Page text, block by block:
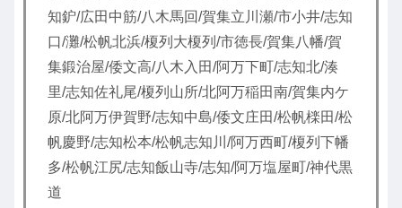
知鈩/広田中筋/八木馬回/賀集立川瀬/市小井/志知
口/灘/松帆北浜/榎列大榎列/市徳長/賀集八幡/賀
集鍛治屋/倭文高/八木入田/阿万下町/志知北/湊
里/志知佐礼尾/榎列山所/北阿万稲田南/賀集内ケ
原/北阿万伊賀野/志知中島/倭文庄田/松帆檪田/松
帆慶野/志知松本/松帆志知川/阿万西町/榎列下幡
多/松帆江尻/志知飯山寺/志知/阿万塩屋町/神代黒
道